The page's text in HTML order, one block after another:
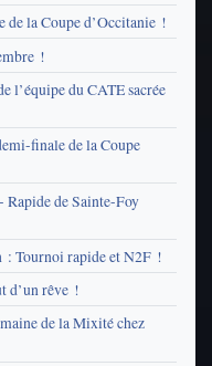
de la Coupe d’Occitanie !
!
l’équipe du CATE sacrée
finale de la Coupe
Rapide de Sainte-Foy
: Tournoi rapide et N2F !
d’un rêve !
de la Mixité chez